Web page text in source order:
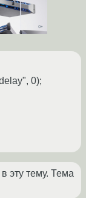
0);
эту тему. Тема